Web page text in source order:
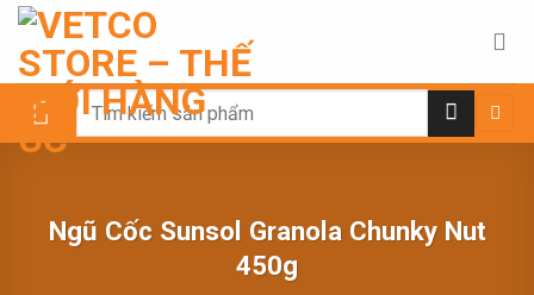
Chuyển
đến
nội
dung
Search
Ngũ Cốc Sunsol Granola Chunky Nut
450g